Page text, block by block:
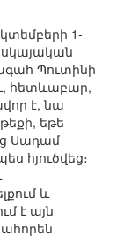
1-
Պուտինի
հետևաբար,
է, նա
եթե
Սադամ
հյուծվեց։
և
է այն